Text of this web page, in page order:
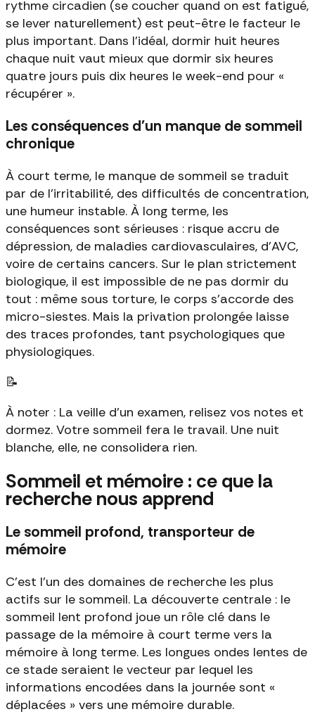
rythme circadien (se coucher quand on est fatigué,
se lever naturellement) est peut-être le facteur le
plus important. Dans l'idéal, dormir huit heures
chaque nuit vaut mieux que dormir six heures
quatre jours puis dix heures le week-end pour «
récupérer ».
Les conséquences d'un manque de sommeil
chronique
À court terme, le manque de sommeil se traduit
par de l'irritabilité, des difficultés de concentration,
une humeur instable. À long terme, les
conséquences sont sérieuses : risque accru de
dépression, de maladies cardiovasculaires, d'AVC,
voire de certains cancers. Sur le plan strictement
biologique, il est impossible de ne pas dormir du
tout : même sous torture, le corps s'accorde des
micro-siestes. Mais la privation prolongée laisse
des traces profondes, tant psychologiques que
physiologiques.
📝
À noter : La veille d'un examen, relisez vos notes et
dormez. Votre sommeil fera le travail. Une nuit
blanche, elle, ne consolidera rien.
Sommeil et mémoire : ce que la
recherche nous apprend
Le sommeil profond, transporteur de
mémoire
C'est l'un des domaines de recherche les plus
actifs sur le sommeil. La découverte centrale : le
sommeil lent profond joue un rôle clé dans le
passage de la mémoire à court terme vers la
mémoire à long terme. Les longues ondes lentes de
ce stade seraient le vecteur par lequel les
informations encodées dans la journée sont «
déplacées » vers une mémoire durable.